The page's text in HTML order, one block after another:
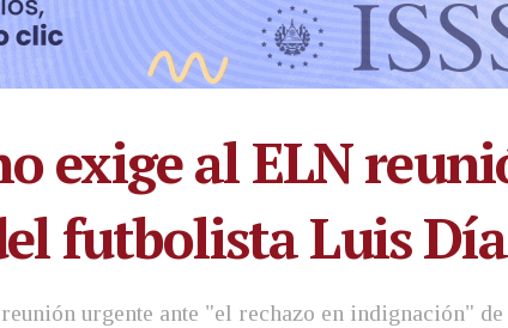
exige al ELN
futbolista Luis
urgente ante "el rechazo en indignación"